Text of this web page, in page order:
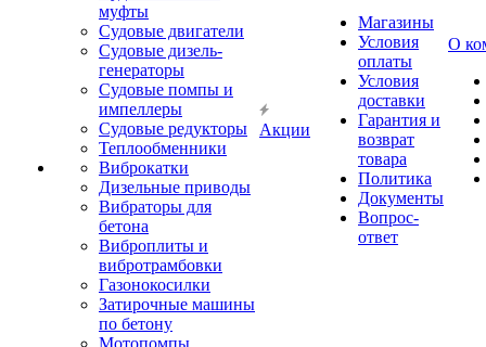
муфты
Судовые двигатели
Судовые дизель-
генераторы
Судовые помпы и
импеллеры
Судовые редукторы
Теплообменники
Виброкатки
Дизельные приводы
Вибраторы для
бетона
Виброплиты и
вибротрамбовки
Газонокосилки
Затирочные машины
по бетону
Мотопомпы
Акции
Магазины
Условия
оплаты
Условия
доставки
Гарантия и
возврат
товара
Политика
Документы
Вопрос-
ответ
О